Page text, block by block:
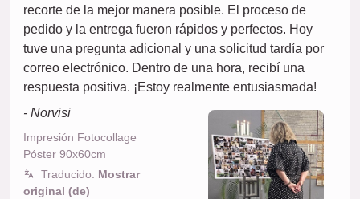
recorte de la mejor manera posible. El proceso de
pedido y la entrega fueron rápidos y perfectos. Hoy
tuve una pregunta adicional y una solicitud tardía por
correo electrónico. Dentro de una hora, recibí una
respuesta positiva. ¡Estoy realmente entusiasmada!
- Norvisi
Impresión Fotocollage
Póster 90x60cm
Traducido: Mostrar
original (de)